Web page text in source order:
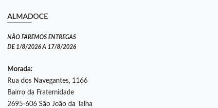
ALMADOCE
NÃO FAREMOS ENTREGAS
DE 1/8/2026 A 17/8/2026
Morada:
Rua dos Navegantes, 1166
Bairro da Fraternidade
2695-606 São João da Talha